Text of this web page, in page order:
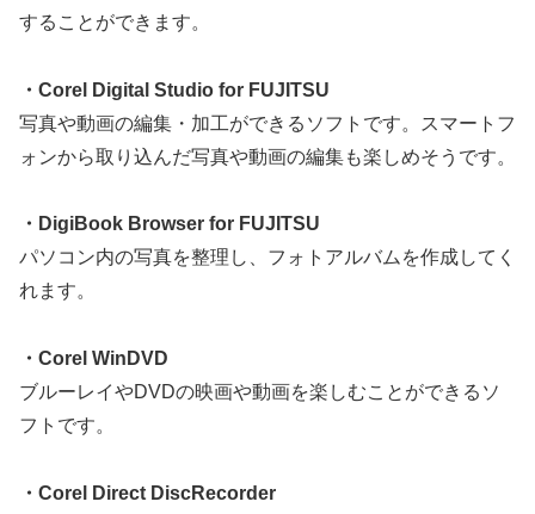
することができます。
・Corel Digital Studio for FUJITSU
写真や動画の編集・加工ができるソフトです。スマートフ
ォンから取り込んだ写真や動画の編集も楽しめそうです。
・DigiBook Browser for FUJITSU
パソコン内の写真を整理し、フォトアルバムを作成してく
れます。
・Corel WinDVD
ブルーレイやDVDの映画や動画を楽しむことができるソ
フトです。
・Corel Direct DiscRecorder